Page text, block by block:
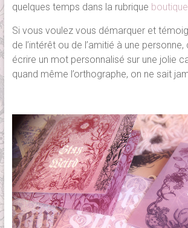
quelques temps dans la rubrique boutique
Si vous voulez vous démarquer et
de l’intérêt ou de l’amitié à une
écrire un mot personnalisé sur une jolie
quand même l’orthographe, on ne sait